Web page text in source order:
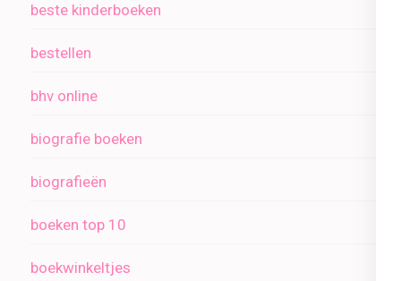
beste kinderboeken
bestellen
bhv online
biografie boeken
biografieën
boeken top 10
boekwinkeltjes